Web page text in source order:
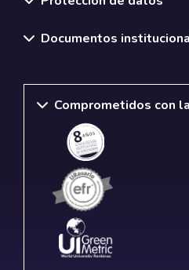
Documentos
Comprometidos con